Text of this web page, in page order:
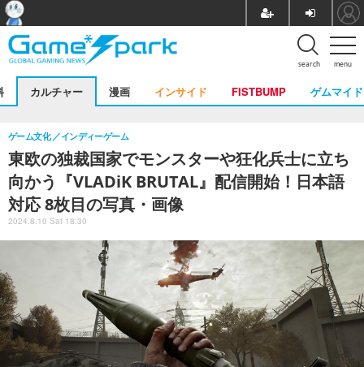
menu
search
カルチャー 漫画 インサイド FISTBUMP ゲムマイド
東欧の独裁国家でモンスターや狂化兵士に立ち
向かう『VLADiK BRUTAL』配信開始！日本語
対応 8枚目の写真・画像
ゲーム文化 インディーゲーム
2024.8.10 Sat 18:30